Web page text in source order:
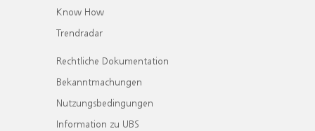
Know How
Trendradar
Rechtliche Dokumentation
Bekanntmachungen
Nutzungsbedingungen
Information zu UBS